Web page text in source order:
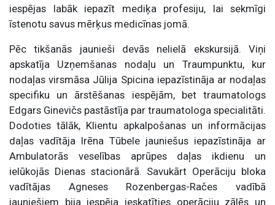
iespējas labāk iepazīt mediķa profesiju, lai sekmīgi
īstenotu savus mērķus medicīnas jomā.
Pēc tikšanās jaunieši devās nelielā ekskursijā. Viņi
apskatīja Uzņemšanas nodaļu un Traumpunktu, kur
nodaļas virsmāsa Jūlija Spicina iepazīstināja ar nodaļas
specifiku un ārstēšanas iespējām, bet traumatologs
Edgars Ginevičs pastāstīja par traumatologa specialitāti.
Dodoties tālāk, Klientu apkalpošanas un informācijas
daļas vadītāja Irēna Tūbele jauniešus iepazīstināja ar
Ambulatorās veselības aprūpes daļas ikdienu un
ielūkojās Dienas stacionārā. Savukārt Operāciju bloka
vadītājas Agneses Rozenbergas-Račes vadībā
jauniešiem bija iespēja ieskatīties operāciju zālēs un